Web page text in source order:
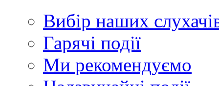
Вибір наших
Гарячі події
Ми рекомендуємо